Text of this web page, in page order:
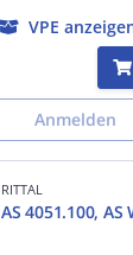
VPE
Anmelden
RITTAL
AS 4051.100,